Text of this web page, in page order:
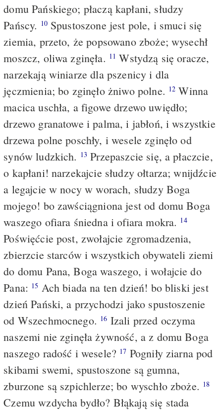
domu Pańskiego; płaczą kapłani, słudzy
Pańscy. 10Spustoszone jest pole, i smuci się
ziemia, przeto, że popsowano zboże; wysechł
moszcz, oliwa zginęła. 11 Wstydzą się oracze,
narzekają winiarze dla pszenicy i dla
jęczmienia; bo zginęło żniwo polne. 12 Winna
macica uschła, a figowe drzewo uwiędło;
drzewo granatowe i palma, i jabłoń, i wszystkie
drzewa polne poschły, i wesele zginęło od
synów ludzkich. 13 Przepaszcie się, a płaczcie,
o kapłani! narzekajcie słudzy ołtarza; wnijdźcie
a legajcie w nocy w worach, słudzy Boga
mojego! bo zawściągniona jest od domu Boga
waszego ofiara śniedna i ofiara mokra. 14
Poświęćcie post, zwołajcie zgromadzenia,
zbierzcie starców i wszystkich obywateli ziemi
do domu Pana, Boga waszego, i wołajcie do
Pana: 15 Ach biada na ten dzień! bo bliski jest
dzień Pański, a przychodzi jako spustoszenie
od Wszechmocnego. 16 Izali przed oczyma
naszemi nie zginęła żywność, a z domu Boga
naszego radość i wesele? 17 Pogniły ziarna pod
skibami swemi, spustoszone są gumna,
zburzone są szpichlerze; bo wyschło zboże. 18
Czemu wzdycha bydło? Błąkają się stada